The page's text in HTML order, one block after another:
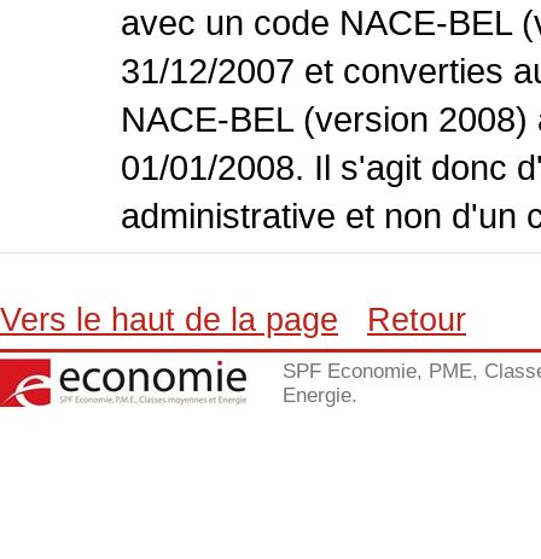
avec un code NACE-BEL
31/12/2007 et converties
NACE-BEL (version
01/01/2008. Il s'agit donc
administrative et non d'un
Vers le haut de la page Retour
SPF Economie, PME,
Energie.